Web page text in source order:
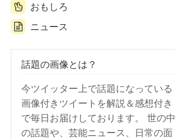
おもしろ
ニュース
話題の画像とは？
今ツイッター上で話題になっている
画像付きツイートを解説＆感想付き
で毎日お届けしております。 世の中
の話題や、芸能ニュース、日常の面